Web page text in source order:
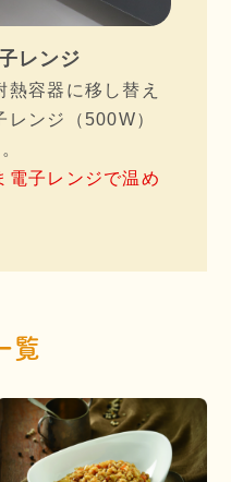
レンジ
容器に移し替え
ンジ（500W）
子レンジで温め
覧